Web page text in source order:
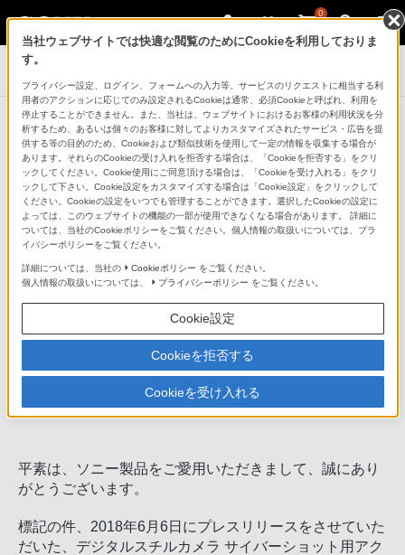
0
デジタルスチルカメラ Cyber-shot
お知らせ お知らせ一覧に戻る
2018年8月10日
ソニー株式会社
デジタルスチルカメラ サイバーショット用アクセ
サリー
シューティンググリップ「VCT-SGR1」発売日決
定のご案内
平素は、ソニー製品をご愛用いただきまして、誠にあり
がとうございます。
標記の件、2018年6月6日にプレスリリースをさせていた
だいた、デジタルスチルカメラ サイバーショット用アク
当社ウェブサイトでは快適な閲覧のためにCookieを利用しておりま
す。
プライバシー設定、ログイン、フォームへの入力等、サービスのリクエストに相当する利
用者のアクションに応じてのみ設定されるCookieは通常、必須Cookieと呼ばれ、利用を
停止することができません。また、当社は、ウェブサイトにおけるお客様の利用状況を分
析するため、あるいは個々のお客様に対してよりカスタマイズされたサービス・広告を提
供する等の目的のため、Cookieおよび類似技術を使用して一定の情報を収集する場合が
あります。それらのCookieの受け入れを拒否する場合は、「Cookieを拒否する」をクリ
ックしてください。Cookie使用にご同意頂ける場合は、「Cookieを受け入れる」をクリ
ックして下さい。Cookie設定をカスタマイズする場合は「Cookie設定」をクリックして
ください。Cookieの設定をいつでも管理することができます。選択したCookieの設定に
よっては、このウェブサイトの機能の一部が使用できなくなる場合があります。 詳細に
ついては、当社のCookieポリシーをご覧ください。個人情報の取扱いについては、プラ
イバシーポリシーをご覧ください。
詳細については、当社の Cookieポリシー をご覧ください。
個人情報の取扱いについては、
プライバシーポリシー をご覧ください。
Cookie設定
Cookieを拒否する
Cookieを受け入れる